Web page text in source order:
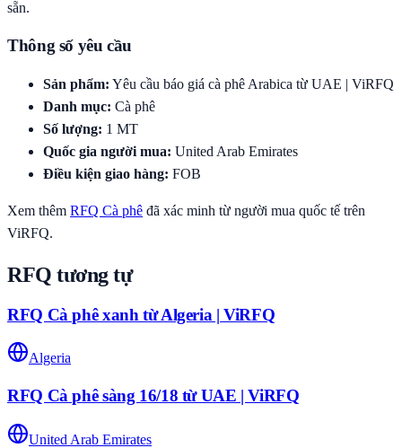
sẵn.
Thông số yêu cầu
Sản phẩm: Yêu cầu báo giá cà phê Arabica từ UAE | ViRFQ
Danh mục: Cà phê
Số lượng: 1 MT
Quốc gia người mua: United Arab Emirates
Điều kiện giao hàng: FOB
Xem thêm RFQ Cà phê đã xác minh từ người mua quốc tế trên
ViRFQ.
RFQ tương tự
RFQ Cà phê xanh từ Algeria | ViRFQ
Algeria
RFQ Cà phê sàng 16/18 từ UAE | ViRFQ
United Arab Emirates